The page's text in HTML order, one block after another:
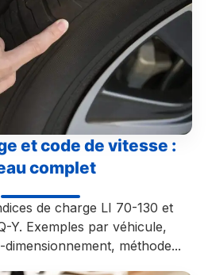
et code de vitesse :
complet
de charge LI 70-130 et
Y. Exemples par véhicule,
méthode...